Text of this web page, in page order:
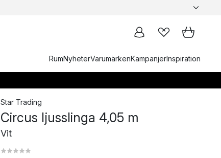
RumNyheterVarumärkenKampanjerInspiration
Star Trading
Circus ljusslinga 4,05 m
Vit